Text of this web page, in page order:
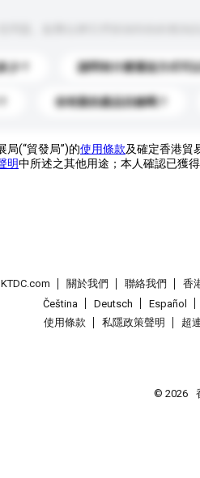
少？ 請問有什麼運送方式可
你有新的產品目錄嗎？
局(“貿發局”)的使用條款及確定香港貿
明中所述之其他用途；本人確認已獲
關於我們 聯絡我們 香
Čeština
Deutsch Español
使用條款
私隱政策聲明 超
© 2026